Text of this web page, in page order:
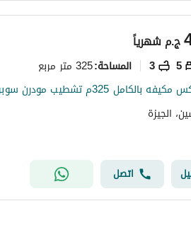
ج.م شهرياً
5
3 المساحة:325 متر مربع
الجيزة
اتصل